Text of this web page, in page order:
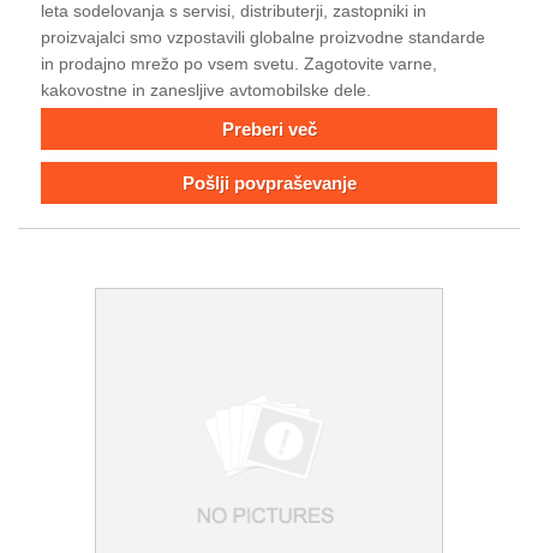
leta sodelovanja s servisi, distributerji, zastopniki in
proizvajalci smo vzpostavili globalne proizvodne standarde
in prodajno mrežo po vsem svetu. Zagotovite varne,
kakovostne in zanesljive avtomobilske dele.
Preberi več
Pošlji povpraševanje